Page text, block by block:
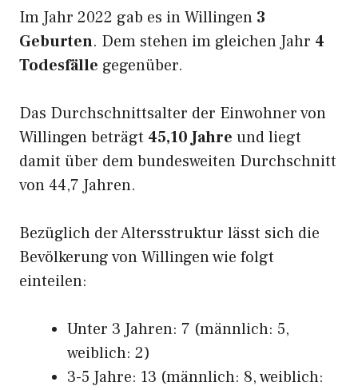
Im Jahr 2022 gab es in Willingen 3
Geburten. Dem stehen im gleichen Jahr 4
Todesfälle gegenüber.
Das Durchschnittsalter der Einwohner von
Willingen beträgt 45,10 Jahre und liegt
damit über dem bundesweiten Durchschnitt
von 44,7 Jahren.
Bezüglich der Altersstruktur lässt sich die
Bevölkerung von Willingen wie folgt
einteilen:
Unter 3 Jahren: 7 (männlich: 5,
weiblich: 2)
3-5 Jahre: 13 (männlich: 8, weiblich: